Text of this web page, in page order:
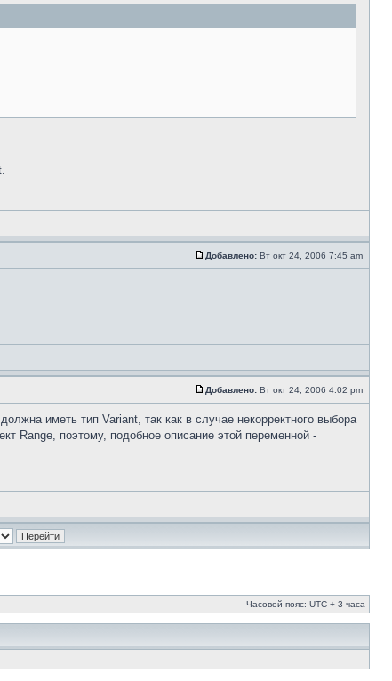
Добавлено: Вт окт 24, 2006 7:45 am
Добавлено: Вт окт 24, 2006 4:02 pm
иметь тип Variant, так как в случае некорректного выбора
Range, поэтому, подобное описание этой переменной -
Часовой пояс: UTC + 3 часа